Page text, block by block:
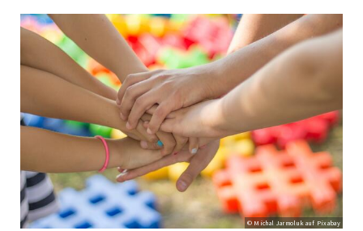
© Michal Jarmoluk auf Pixabay